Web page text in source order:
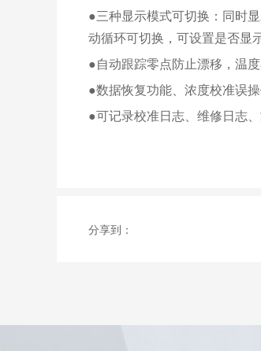
●三种显示模式可切换：同时
动循环可切换，可设置是否显
●自动跟踪零点防止漂移，温
●数据恢复功能、浓度校准误
●可记录校准日志、维修日志
分享到：